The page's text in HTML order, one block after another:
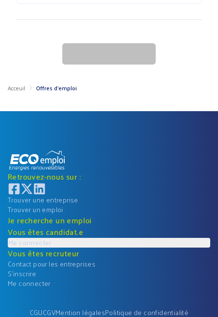
Acceuil Offres d'emploi
Retrouvez-nous sur :
Trouver une entreprise
Trouver un emploi
Je recherche un emploi
Vous êtes candidat.e
Me connecter
Vous êtes recruteur
Contact pour les entreprises
S'inscrire
Me connecter
CGUCGVMention légalesPolitique de confidentialité